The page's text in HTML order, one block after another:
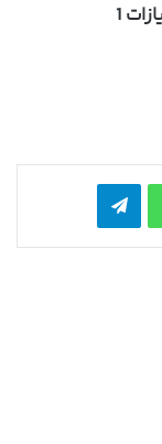
1
واتس آپ تلگرام